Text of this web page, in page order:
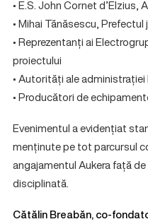
• E.S. John Cornet
• Mihai Tănăsescu,
• Reprezentanți ai
proiectului
• Autorități ale administrației
• Producători de
Evenimentul a evidențiat
menținute pe tot parcursul
angajamentul Aukera față
disciplinată.
Cătălin Breabăn, co-